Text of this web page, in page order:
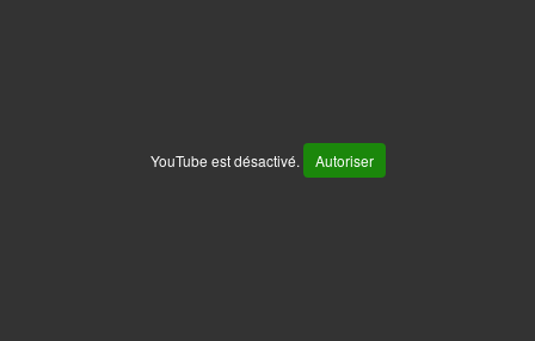
YouTube est désactivé. Autoriser